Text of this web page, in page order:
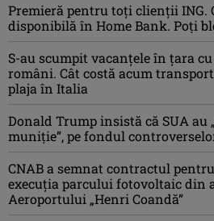
Premieră pentru toți clienții ING.
disponibilă în Home Bank. Poți
S-au scumpit vacanțele în țara
români. Cât costă acum
plaja în Italia
Donald Trump insistă că SUA au
muniţie”, pe fondul
CNAB a semnat contractul
execuţia parcului fotovoltaic din
Aeroportului „Henri Coandă”